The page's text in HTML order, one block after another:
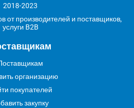
2018-2023
от производителей и поставщиков,
услуги B2B
организацию
покупателей
закупку